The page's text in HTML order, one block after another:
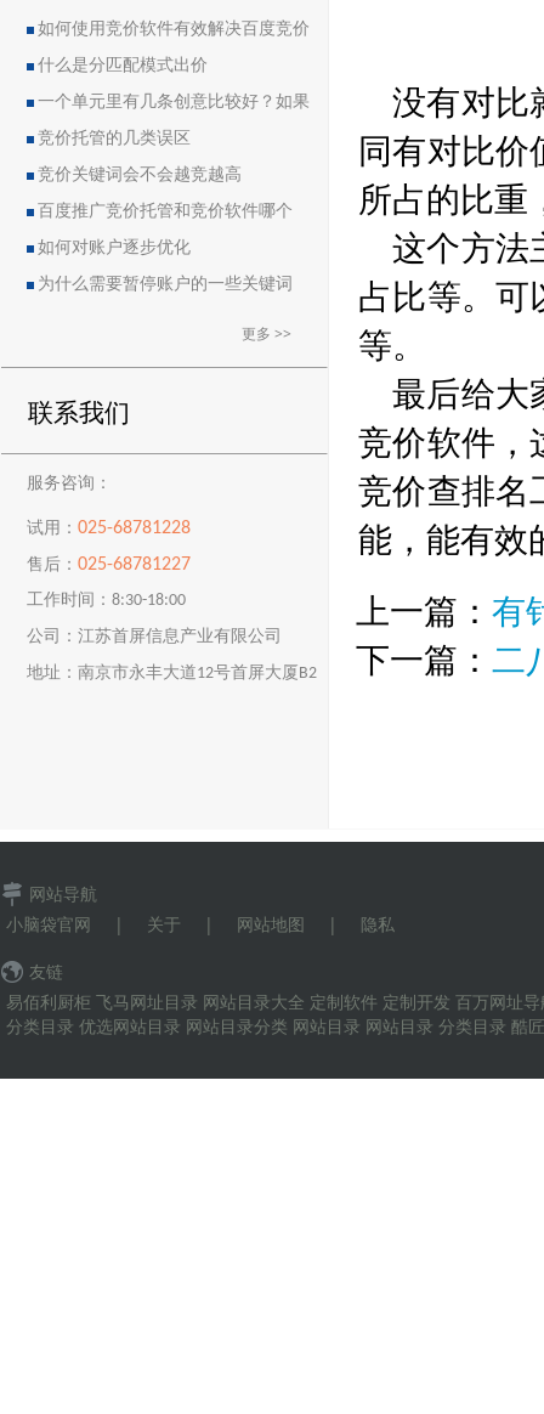
如何使用竞价软件有效解决百度竞价
中的恶点问题
什么是分匹配模式出价
一个单元里有几条创意比较好？如果
删除创意会导致账户流量突然下降吗？
竞价托管的几类误区
竞价关键词会不会越竞越高
百度推广竞价托管和竞价软件哪个
好？
如何对账户逐步优化
为什么需要暂停账户的一些关键词
更多 >>
联系我们
服务咨询：
试用：025-68781228
售后：025-68781227
工作时间：8:30-18:00
公司：江苏首屏信息产业有限公司
地址：南京市永丰大道12号首屏大厦B2
没有对比
同有对比价
所占的比重
这个方法
占比等。可
等。
最后给
竞价软件，
竞价查排名
能，能有效
上一篇： 有
下一篇： 二
网站导航
小脑袋官网
| 关于 | 网站地图 | 隐私
友链
易佰利厨柜 飞马网址目录 网站目录大全 定制软件 定制开发 百万网址
分类目录 优选网站目录 网站目录分类 网站目录 网站目录 分类目录 酷